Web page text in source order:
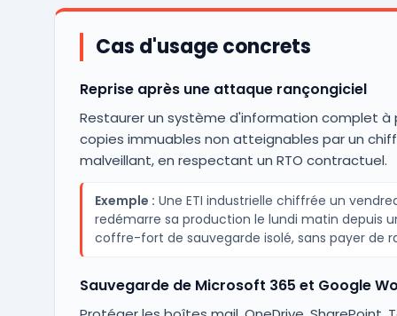
Cas d'usage concrets
Reprise après une attaque rançongiciel
Restaurer un système d'information complet à
copies immuables non atteignables par un
malveillant, en respectant un RTO contractuel.
Exemple : Une ETI industrielle chiffrée un
redémarre sa production le lundi matin depuis
coffre-fort de sauvegarde isolé, sans payer de
Sauvegarde de Microsoft 365 et Google